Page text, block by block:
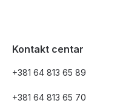
Kontakt centar
+381 64 813 65 89
+381 64 813 65 70